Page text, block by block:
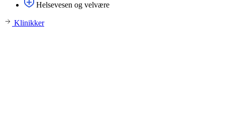
Helsevesen og velvære
Klinikker